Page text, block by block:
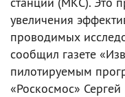
увеличения
проводимых
сообщил газете
пилотируемым
«Роскосмос»